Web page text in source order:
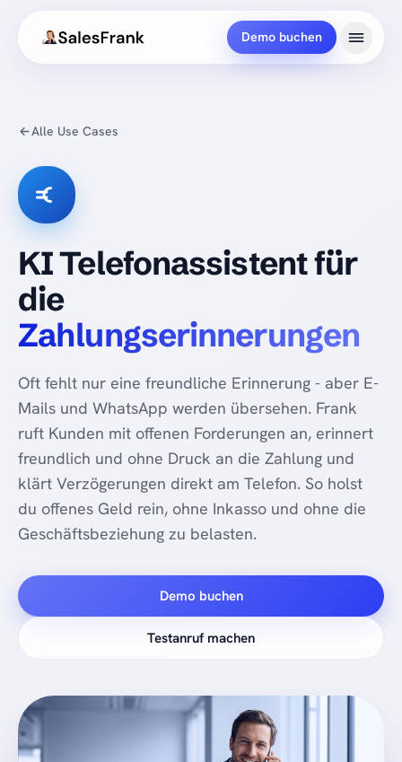
Demo buchen
Alle Use Cases
KI Telefonassistent für
die
Zahlungserinnerungen
Oft fehlt nur eine freundliche Erinnerung - aber E-
Mails und WhatsApp werden übersehen. Frank
ruft Kunden mit offenen Forderungen an, erinnert
freundlich und ohne Druck an die Zahlung und
klärt Verzögerungen direkt am Telefon. So holst
du offenes Geld rein, ohne Inkasso und ohne die
Geschäftsbeziehung zu belasten.
Demo buchen
Testanruf machen